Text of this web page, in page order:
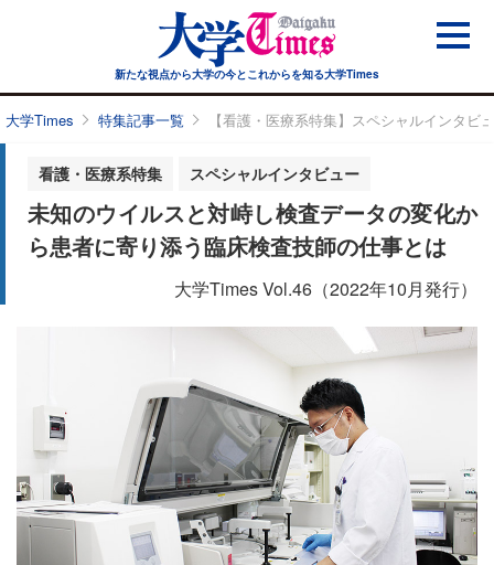
新たな視点から大学の今とこれからを知る大学Times
大学Times 特集記事一覧 【看護・医療系特集】スペシャルインタ
看護・医療系特集 スペシャルインタビュー
未知のウイルスと対峙し検査データの変化か
ら患者に寄り添う臨床検査技師の仕事とは
大学Times Vol.46（2022年10月発行）